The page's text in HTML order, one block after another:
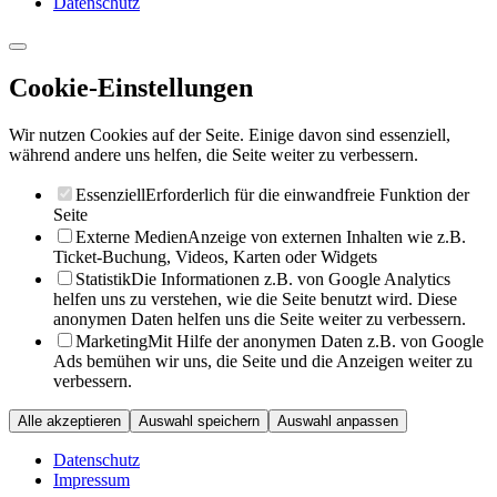
Cookie-Einstellungen
Wir nutzen Cookies auf der Seite. Einige davon sind essenziell,
während andere uns helfen, die Seite weiter zu verbessern.
EssenziellErforderlich für die einwandfreie Funktion der
Seite
Externe MedienAnzeige von externen Inhalten wie z.B.
Ticket-Buchung, Videos, Karten oder Widgets
StatistikDie Informationen z.B. von Google Analytics
helfen uns zu verstehen, wie die Seite benutzt wird. Diese
anonymen Daten helfen uns die Seite weiter zu verbessern.
MarketingMit Hilfe der anonymen Daten z.B. von Google
Ads bemühen wir uns, die Seite und die Anzeigen weiter zu
verbessern.
Alle akzeptieren Auswahl speichern Auswahl anpassen
Datenschutz
Impressum